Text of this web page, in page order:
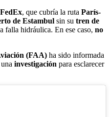
, que cubría la ruta París-
de Estambul sin su tren de
falla hidráulica. En ese caso, no
(FAA) ha sido informada
investigación para esclarecer